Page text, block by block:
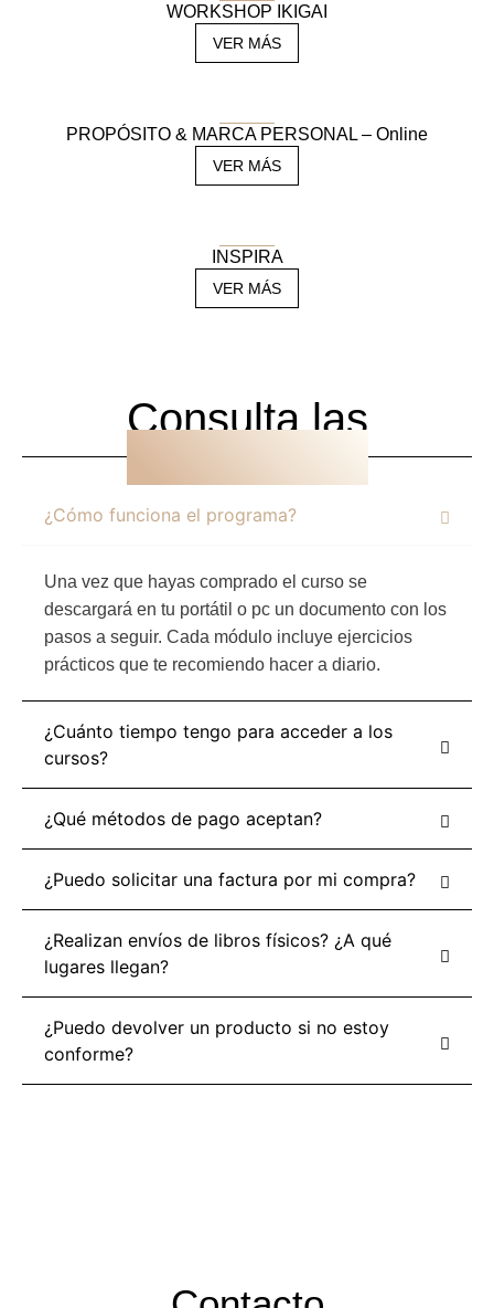
WORKSHOP IKIGAI
VER MÁS
PROPÓSITO & MARCA PERSONAL – Online
VER MÁS
INSPIRA
VER MÁS
Consulta las
¿Cómo funciona el programa?
Una vez que hayas comprado el curso se
descargará en tu portátil o pc un documento con los
pasos a seguir. Cada módulo incluye ejercicios
prácticos que te recomiendo hacer a diario.
¿Cuánto tiempo tengo para acceder a los
cursos?
¿Qué métodos de pago aceptan?
¿Puedo solicitar una factura por mi compra?
¿Realizan envíos de libros físicos? ¿A qué
lugares llegan?
¿Puedo devolver un producto si no estoy
conforme?